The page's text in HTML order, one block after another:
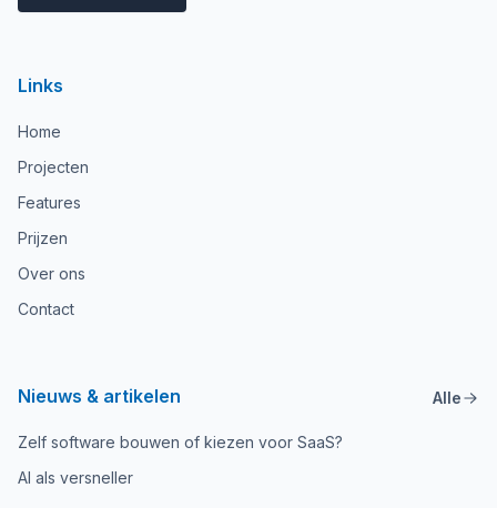
Links
Home
Projecten
Features
Prijzen
Over ons
Contact
Nieuws & artikelen Alle
Zelf software bouwen of kiezen voor SaaS?
AI als versneller